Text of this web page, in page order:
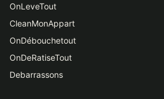
OnLeveTout
CleanMonAppart
OnDébouchetout
OnDeRatiseTout
Debarrassons